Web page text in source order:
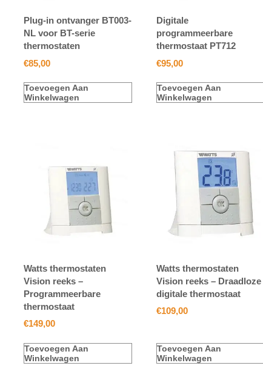
Plug-in ontvanger BT003-
NL voor BT-serie
thermostaten
€85,00
Toevoegen Aan
Winkelwagen
Digitale
programmeerbare
thermostaat PT712
€95,00
Toevoegen Aan
Winkelwagen
Watts thermostaten
Vision reeks –
Programmeerbare
thermostaat
€149,00
Toevoegen Aan
Winkelwagen
Watts thermostaten
Vision reeks – Draadloze
digitale thermostaat
€109,00
Toevoegen Aan
Winkelwagen